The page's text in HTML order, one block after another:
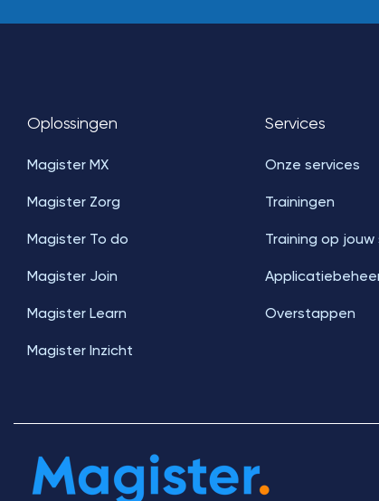
Oplossingen
Magister MX
Magister Zorg
Magister To do
Magister Join
Magister Learn
Magister Inzicht
Services
Onze services
Trainingen
Training op jouw
Overstappen